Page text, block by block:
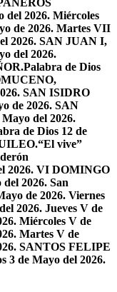
del 2026. Miércoles
de 2026. Martes VII
2026. SAN JUAN I,
del 2026.
Palabra de Dios
SAN ISIDRO
de 2026. SAN
del 2026.
de Dios 12 de
“El vive”
2026. VI DOMINGO
2026. San
de 2026. Viernes
2026. Jueves V de
Miércoles V de
Martes V de
SANTOS FELIPE
3 de Mayo del 2026.